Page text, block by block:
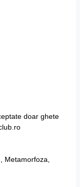
doar ghete
Metamorfoza,